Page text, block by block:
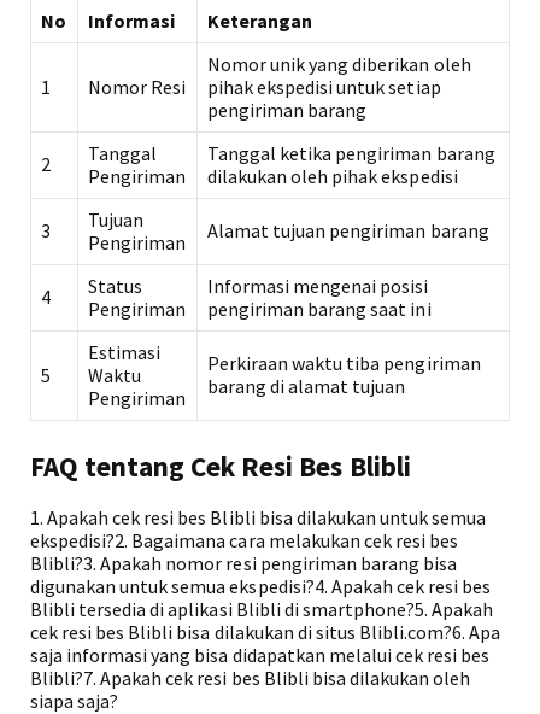
No Informasi Keterangan
1 Nomor Resi
Nomor unik yang diberikan oleh
pihak ekspedisi untuk setiap
pengiriman barang
2
Tanggal
Pengiriman
Tanggal ketika pengiriman barang
dilakukan oleh pihak ekspedisi
3
Tujuan
Pengiriman
Alamat tujuan pengiriman barang
4
Status
Pengiriman
Informasi mengenai posisi
pengiriman barang saat ini
5
Estimasi
Waktu
Pengiriman
Perkiraan waktu tiba pengiriman
barang di alamat tujuan
FAQ tentang Cek Resi Bes Blibli
1. Apakah cek resi bes Blibli bisa dilakukan untuk semua
ekspedisi?2. Bagaimana cara melakukan cek resi bes
Blibli?3. Apakah nomor resi pengiriman barang bisa
digunakan untuk semua ekspedisi?4. Apakah cek resi bes
Blibli tersedia di aplikasi Blibli di smartphone?5. Apakah
cek resi bes Blibli bisa dilakukan di situs Blibli.com?6. Apa
saja informasi yang bisa didapatkan melalui cek resi bes
Blibli?7. Apakah cek resi bes Blibli bisa dilakukan oleh
siapa saja?